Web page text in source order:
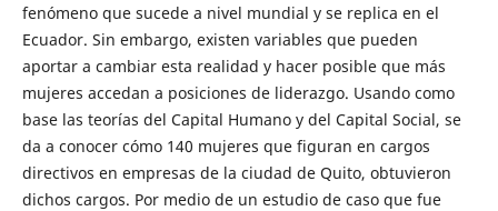
fenómeno que sucede a nivel mundial y se replica en el
Ecuador. Sin embargo, existen variables que pueden
aportar a cambiar esta realidad y hacer posible que más
mujeres accedan a posiciones de liderazgo. Usando como
base las teorías del Capital Humano y del Capital Social, se
da a conocer cómo 140 mujeres que figuran en cargos
directivos en empresas de la ciudad de Quito, obtuvieron
dichos cargos. Por medio de un estudio de caso que fue